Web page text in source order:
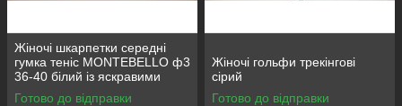
Жіночі шкарпетки середні
гумка теніс MONTEBELLO ф3
36-40 білий із яскравими
смужками
Готово до відправки
Жіночі гольфи трекінгові
сірий
Готово до відправки